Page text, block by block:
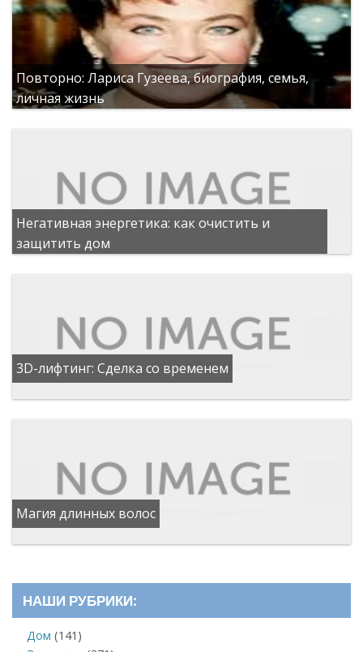
Повторно: Лариса Гузеева, биография, семья,
личная жизнь
Негативная энергетика: как очистить и
защитить дом
3D-лифтинг: Сделка со временем
Магия длинных волос
НАШИ РУБРИКИ:
Дом (141)